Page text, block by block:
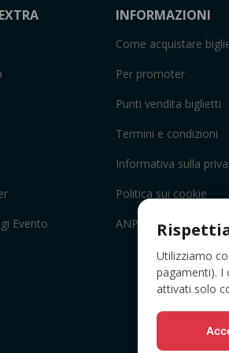
Evento
INFORMAZIONI
Come acquistare
Per promoter
Punti vendita biglietti
Termini e condizioni
Informativa sulla
Politica sui cookie
ANPC
Utilizziamo
pagamenti). I
attivati solo